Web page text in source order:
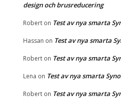
design och brusreducering
Robert on Test av nya smarta
Hassan on Test av nya smarta
Robert on Test av nya smarta
Lena on Test av nya smarta
Robert on Test av nya smarta